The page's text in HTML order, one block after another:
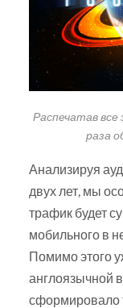
Распечатав
раза
Анализируя
двух лет, мы
трафик будет
мобильного в
Помимо этого
англоязычной
сформировало